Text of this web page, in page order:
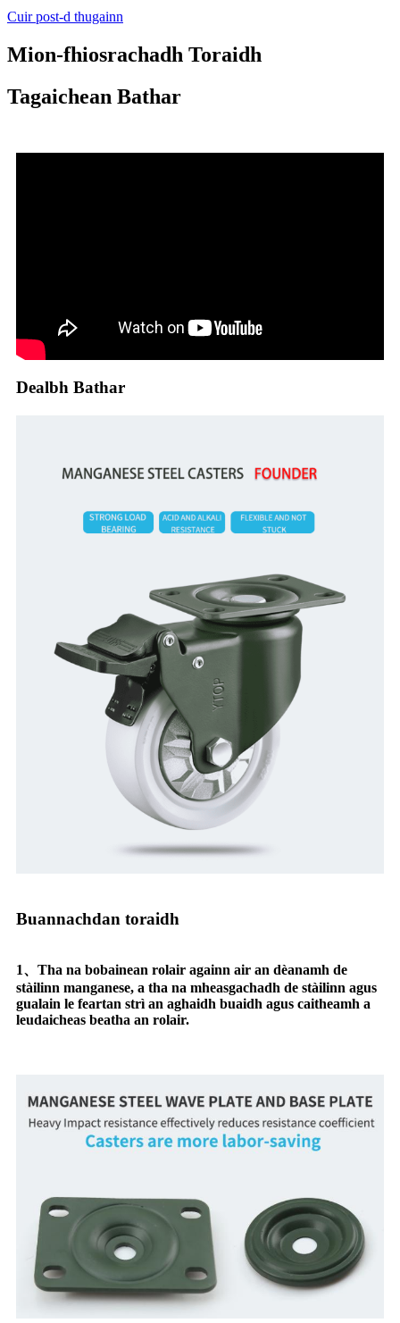
Cuir post-d thugainn
Mion-fhiosrachadh Toraidh
Tagaichean Bathar
Dealbh Bathar
Buannachdan toraidh
1、Tha na bobainean rolair againn air an dèanamh de
stàilinn manganese, a tha na mheasgachadh de stàilinn agus
gualain le feartan strì an aghaidh buaidh agus caitheamh a
leudaicheas beatha an rolair.